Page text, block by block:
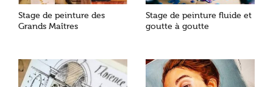
Stage de peinture des
Grands Maîtres
Stage de peinture fluide et
goutte à goutte